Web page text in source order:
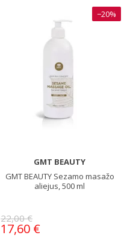
−20%
GMT BEAUTY
GMT BEAUTY Sezamo masažo
aliejus, 500 ml
22,00 €
17,60 €